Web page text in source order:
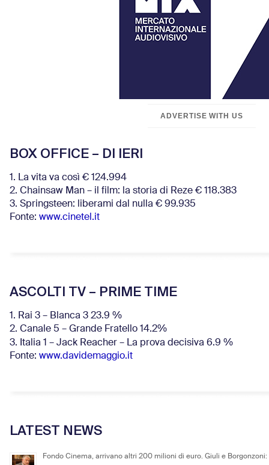
ADVERTISE WITH US
BOX OFFICE – DI IERI
1. La vita va così € 124.994
2. Chainsaw Man – il film: la storia di Reze € 118.383
3. Springsteen: liberami dal nulla € 99.935
Fonte: www.cinetel.it
ASCOLTI TV – PRIME TIME
1. Rai 3 – Blanca 3 23.9 %
2. Canale 5 – Grande Fratello 14.2%
3. Italia 1 – Jack Reacher – La prova decisiva 6.9 %
Fonte: www.davidemaggio.it
LATEST NEWS
Fondo Cinema, arrivano altri 200 milioni di euro. Giuli e Borgonzoni: